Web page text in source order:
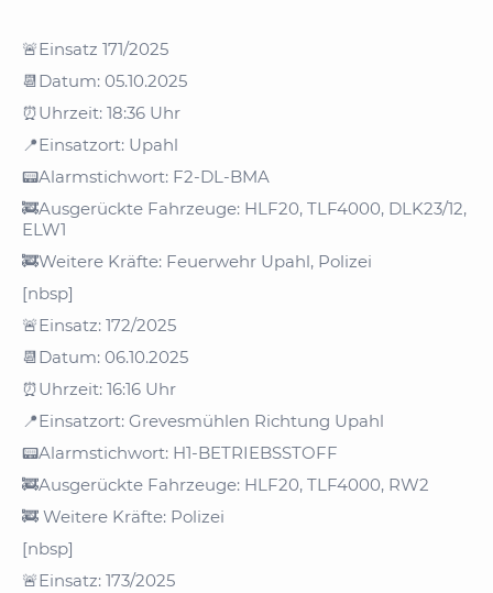
🚨Einsatz 171/2025
📆Datum: 05.10.2025
⏰Uhrzeit: 18:36 Uhr
📍Einsatzort: Upahl
📟Alarmstichwort: F2-DL-BMA
🚒Ausgerückte Fahrzeuge: HLF20, TLF4000, DLK23/12,
ELW1
🚒Weitere Kräfte: Feuerwehr Upahl, Polizei
[nbsp]
🚨Einsatz: 172/2025
📆Datum: 06.10.2025
⏰Uhrzeit: 16:16 Uhr
📍Einsatzort: Grevesmühlen Richtung Upahl
📟Alarmstichwort: H1-BETRIEBSSTOFF
🚒Ausgerückte Fahrzeuge: HLF20, TLF4000, RW2
🚒 Weitere Kräfte: Polizei
[nbsp]
🚨Einsatz: 173/2025